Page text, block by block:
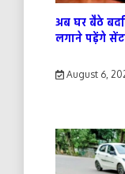
अब घर बैठे
लगाने पड़ेंगे
August 6,